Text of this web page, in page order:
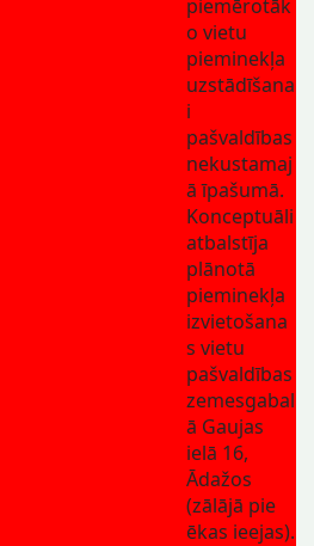
piemērotāk
o vietu
pieminekļa
uzstādīšana
i
pašvaldības
nekustamaj
ā īpašumā.
Konceptuāli
atbalstīja
plānotā
pieminekļa
izvietošana
s vietu
pašvaldības
zemesgabal
ā Gaujas
ielā 16,
Ādažos
(zālājā pie
ēkas ieejas).